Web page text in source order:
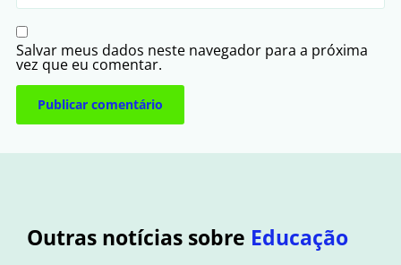
Salvar meus dados neste navegador para a próxima
vez que eu comentar.
Outras notícias sobre Educação